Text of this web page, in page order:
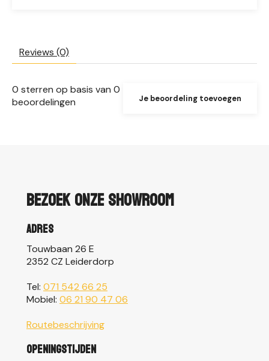
Reviews (0)
0 sterren op basis van 0
beoordelingen
Je beoordeling toevoegen
Bezoek onze showroom
Adres
Touwbaan 26 E
2352 CZ Leiderdorp
Tel: 071 542 66 25
Mobiel: 06 21 90 47 06
Routebeschrijving
Openingstijden